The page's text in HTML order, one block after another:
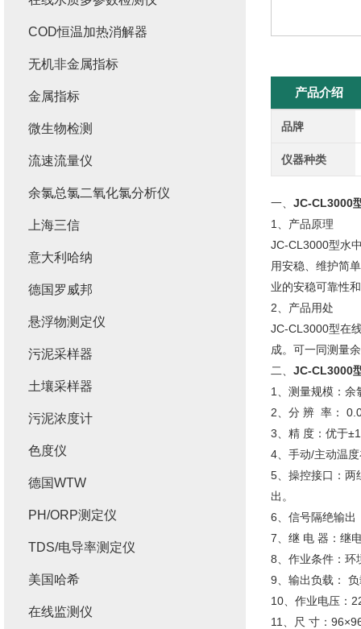
产品介绍
品牌
仪器种类
一、 JC-CL3000
1、产品原理
JC-CL3000型水
用安稳、维护简
业的安稳可靠性
2、产品用处
JC-CL3000型在
成。可一同测量
二、 JC-CL3000
1、测量规模：
2、分 辨 率：
3、精 度：优于
4、手动/主动温
5、操控接口：两
出。
6、信号隔绝输出
7、继 电 器：继
8、作业条件：
9、输出负载：
10、作业电压：
11、尺 寸：
COD恒温加热消解器
无机非金属指标
金属指标
微生物检测
流速流量仪
余氯总氯二氧化氯分析仪
上海三信
意大利哈纳
德国罗威邦
悬浮物测定仪
污泥采样器
土壤采样器
污泥浓度计
色度仪
德国WTW
PH/ORP测定仪
TDS/电导率测定仪
美国哈希
在线监测仪